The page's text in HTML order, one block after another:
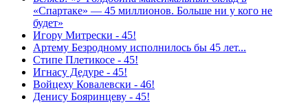
«Спартаке» — 45 миллионов. Больше ни у кого не
будет»
Игору Митрески - 45!
Артему Безродному исполнилось бы 45 лет...
Стипе Плетикосе - 45!
Игнасу Дедуре - 45!
Войцеху Ковалевски - 46!
Денису Бояринцеву - 45!